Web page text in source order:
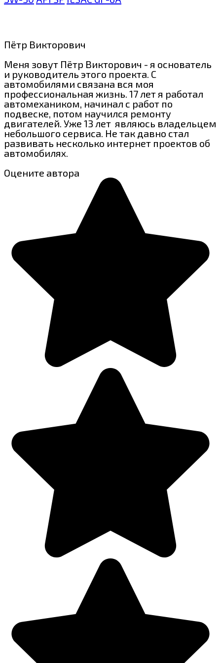
Пётр Викторович
Меня зовут Пётр Викторович - я основатель
и руководитель этого проекта. С
автомобилями связана вся моя
профессиональная жизнь. 17 лет я работал
автомехаником, начинал с работ по
подвеске, потом научился ремонту
двигателей. Уже 13 лет являюсь владельцем
небольшого сервиса. Не так давно стал
развивать несколько интернет проектов об
автомобилях.
Оцените автора